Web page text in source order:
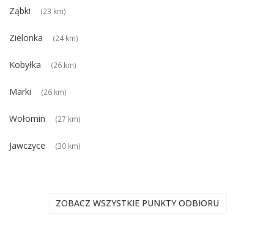
Ząbki (23 km)
Zielonka (24 km)
Kobyłka (26 km)
Marki (26 km)
Wołomin (27 km)
Jawczyce (30 km)
ZOBACZ WSZYSTKIE PUNKTY ODBIORU